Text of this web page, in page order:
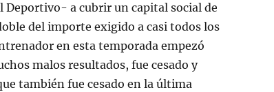
a cubrir un capital social de
del importe exigido a casi todos los
en esta temporada empezó
malos resultados, fue cesado y
también fue cesado en la última